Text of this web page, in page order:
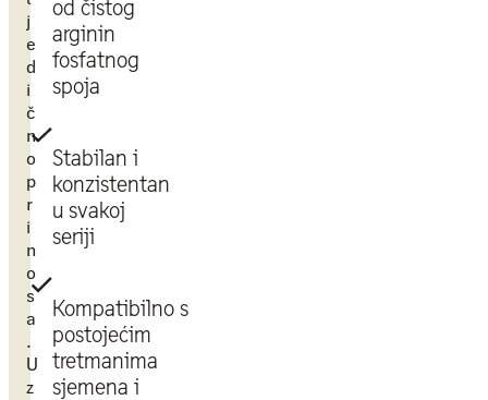
j
e
d
i
č
n
o
p
r
i
n
o
s
a
.
U
z
od čistog
arginin
fosfatnog
spoja
Stabilan i
konzistentan
u svakoj
seriji
Kompatibilno s
postojećim
tretmanima
sjemena i